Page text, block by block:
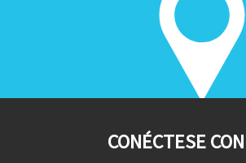
CONÉCTESE